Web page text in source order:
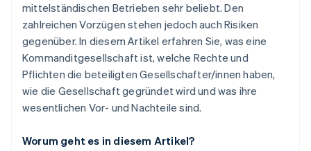
mittelständischen Betrieben sehr beliebt. Den
zahlreichen Vorzügen stehen jedoch auch Risiken
gegenüber. In diesem Artikel erfahren Sie, was eine
Kommanditgesellschaft ist, welche Rechte und
Pflichten die beteiligten Gesellschafter/innen haben,
wie die Gesellschaft gegründet wird und was ihre
wesentlichen Vor- und Nachteile sind.
Worum geht es in diesem Artikel?